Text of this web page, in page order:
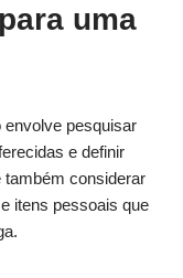
uma
envolve pesquisar
e definir
considerar
itens pessoais que